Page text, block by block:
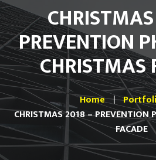
PREVENTION
CHRISTMAS
Home
CHRISTMAS 2018 – PREVENTION
FACADE